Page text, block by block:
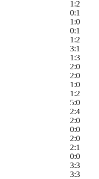
1:2
0:1
1:0
0:1
1:2
3:1
1:3
2:0
2:0
1:0
1:2
5:0
2:4
2:0
0:0
2:0
2:1
0:0
3:3
3:3